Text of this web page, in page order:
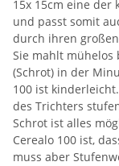
15x 15cm eine der
und passt somit
durch ihren
Sie mahlt mühelos
(Schrot) in der
100 ist
des Trichters
Schrot ist alles
Cerealo 100 ist,
muss aber